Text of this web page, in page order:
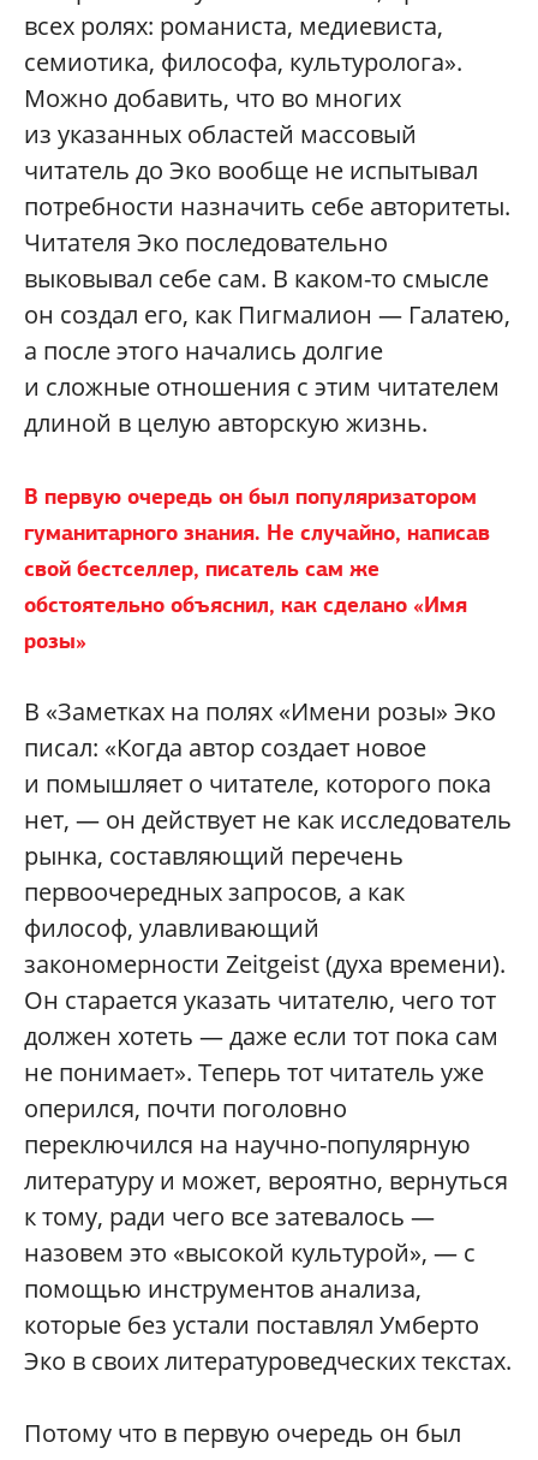
всех ролях: романиста, медиевиста,
семиотика, философа, культуролога».
Можно добавить, что во многих
из указанных областей массовый
читатель до Эко вообще не испытывал
потребности назначить себе авторитеты.
Читателя Эко последовательно
выковывал себе сам. В каком-то смысле
он создал его, как Пигмалион — Галатею,
а после этого начались долгие
и сложные отношения с этим читателем
длиной в целую авторскую жизнь.
В первую очередь он был популяризатором
гуманитарного знания. Не случайно, написав
свой бестселлер, писатель сам же
обстоятельно объяснил, как сделано «Имя
розы»
В «Заметках на полях «Имени розы» Эко
писал: «Когда автор создает новое
и помышляет о читателе, которого пока
нет, — он действует не как исследователь
рынка, составляющий перечень
первоочередных запросов, а как
философ, улавливающий
закономерности Zeitgeist (духа времени).
Он старается указать читателю, чего тот
должен хотеть — даже если тот пока сам
не понимает». Теперь тот читатель уже
оперился, почти поголовно
переключился на научно-популярную
литературу и может, вероятно, вернуться
к тому, ради чего все затевалось —
назовем это «высокой культурой», — с
помощью инструментов анализа,
которые без устали поставлял Умберто
Эко в своих литературоведческих текстах.
Потому что в первую очередь он был